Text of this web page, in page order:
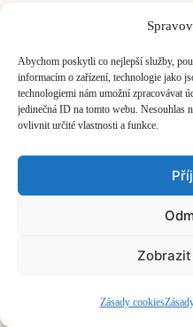
Abychom poskytli co nejlepší služby,
informacím o zařízení, technologie jako
technologiemi nám umožní zpracovávat
jedinečná ID na tomto webu. Nesouhlas
ovlivnit určité vlastnosti a funkce.
Zásady cookies
pestrý doprovodný
založeno 2001 |